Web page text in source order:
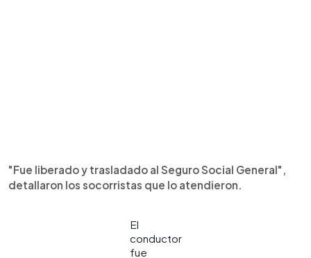
"Fue liberado y trasladado al Seguro Social General",
detallaron los socorristas que lo atendieron.
El
conductor
fue